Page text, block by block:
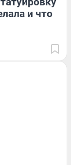
и что